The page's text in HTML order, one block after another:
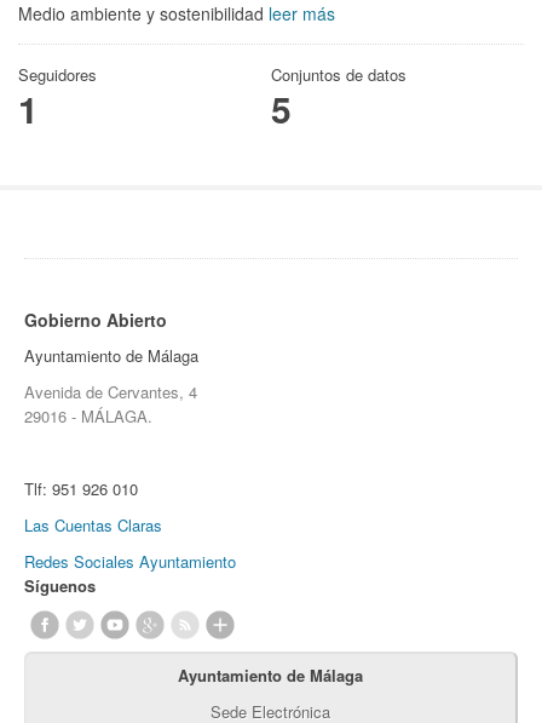
Medio ambiente y sostenibilidad leer más
Seguidores
1
Conjuntos de datos
5
Gobierno Abierto
Ayuntamiento de Málaga
Avenida de Cervantes, 4
29016 - MÁLAGA.
Tlf: 951 926 010
Las Cuentas Claras
Redes Sociales Ayuntamiento
Síguenos
Ayuntamiento de Málaga
Sede Electrónica